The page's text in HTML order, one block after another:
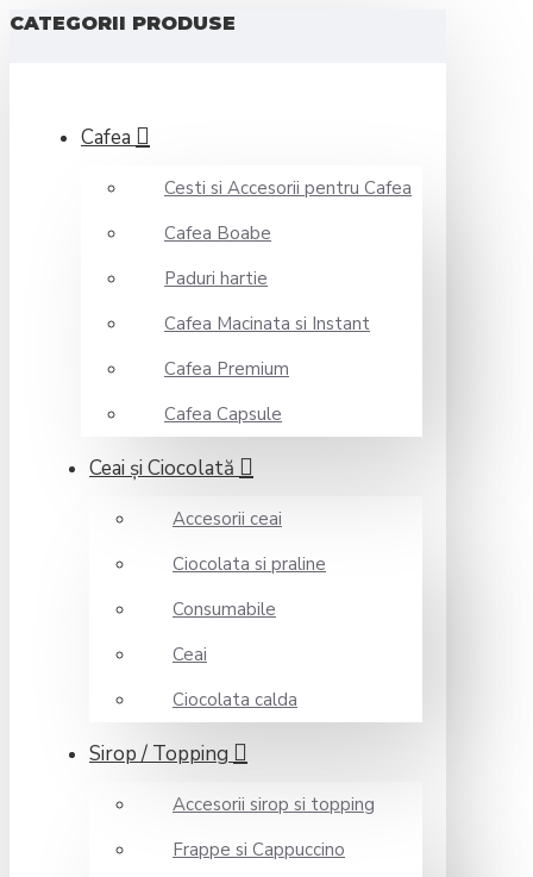
CATEGORII PRODUSE
Cafea
Cesti si Accesorii pentru Cafea
Cafea Boabe
Paduri hartie
Cafea Macinata si Instant
Cafea Premium
Cafea Capsule
Ceai şi Ciocolată
Accesorii ceai
Ciocolata si praline
Consumabile
Ceai
Ciocolata calda
Sirop / Topping
Accesorii sirop si topping
Frappe si Cappuccino